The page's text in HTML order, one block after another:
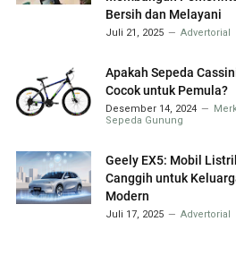
Bersih dan Melayani
Juli 21, 2025 Advertorial
Apakah Sepeda
Cocok untuk Pemula?
Desember 14, 2024
Sepeda Gunung
Geely EX5: Mobil
Canggih untuk
Modern
Juli 17, 2025 Advertorial